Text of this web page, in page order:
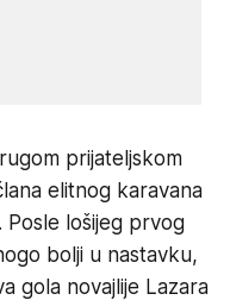
prijateljskom
elitnog karavana
Posle lošijeg prvog
bolji u nastavku,
gola novajlije Lazara